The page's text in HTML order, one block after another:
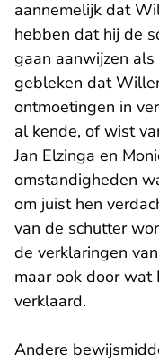
aannemelijk dat
hebben dat hij de
gaan aanwijzen
gebleken dat
ontmoetingen in
al kende, of wist
Jan Elzinga en
omstandigheden
om juist hen
van de schutter
de verklaringen
maar ook door wat
verklaard.
Andere